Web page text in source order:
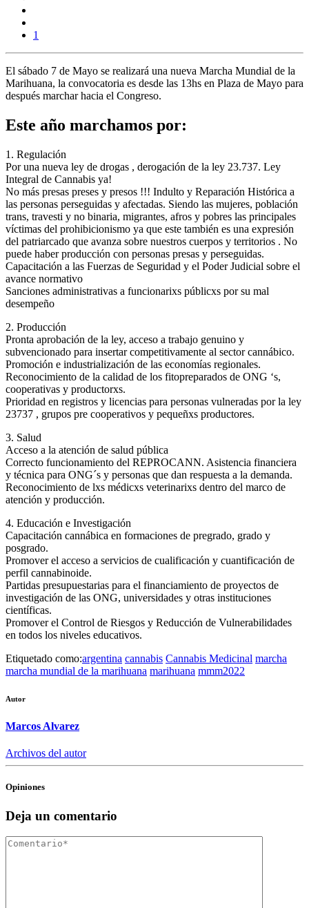
1
El sábado 7 de Mayo se realizará una nueva Marcha Mundial de la
Marihuana, la convocatoria es desde las 13hs en Plaza de Mayo para
después marchar hacia el Congreso.
Este año marchamos por:
1. Regulación
Por una nueva ley de drogas , derogación de la ley 23.737. Ley
Integral de Cannabis ya!
No más presas preses y presos !!! Indulto y Reparación Histórica a
las personas perseguidas y afectadas. Siendo las mujeres, población
trans, travesti y no binaria, migrantes, afros y pobres las principales
víctimas del prohibicionismo ya que este también es una expresión
del patriarcado que avanza sobre nuestros cuerpos y territorios . No
puede haber producción con personas presas y perseguidas.
Capacitación a las Fuerzas de Seguridad y el Poder Judicial sobre el
avance normativo
Sanciones administrativas a funcionarixs públicxs por su mal
desempeño
2. Producción
Pronta aprobación de la ley, acceso a trabajo genuino y
subvencionado para insertar competitivamente al sector cannábico.
Promoción e industrialización de las economías regionales.
Reconocimiento de la calidad de los fitopreparados de ONG ‘s,
cooperativas y productorxs.
Prioridad en registros y licencias para personas vulneradas por la ley
23737 , grupos pre cooperativos y pequeñxs productores.
3. Salud
Acceso a la atención de salud pública
Correcto funcionamiento del REPROCANN. Asistencia financiera
y técnica para ONG´s y personas que dan respuesta a la demanda.
Reconocimiento de lxs médicxs veterinarixs dentro del marco de
atención y producción.
4. Educación e Investigación
Capacitación cannábica en formaciones de pregrado, grado y
posgrado.
Promover el acceso a servicios de cualificación y cuantificación de
perfil cannabinoide.
Partidas presupuestarias para el financiamiento de proyectos de
investigación de las ONG, universidades y otras instituciones
científicas.
Promover el Control de Riesgos y Reducción de Vulnerabilidades
en todos los niveles educativos.
Etiquetado como:argentina cannabis Cannabis Medicinal marcha
marcha mundial de la marihuana marihuana mmm2022
Autor
Marcos Alvarez
Archivos del autor
Opiniones
Deja un comentario